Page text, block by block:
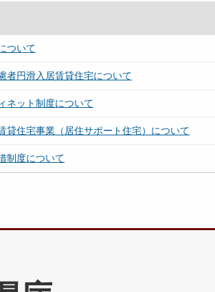
ついて
者円滑入居賃貸住宅について
ネット制度について
貸住宅事業（居住サポート住宅）について
制度について